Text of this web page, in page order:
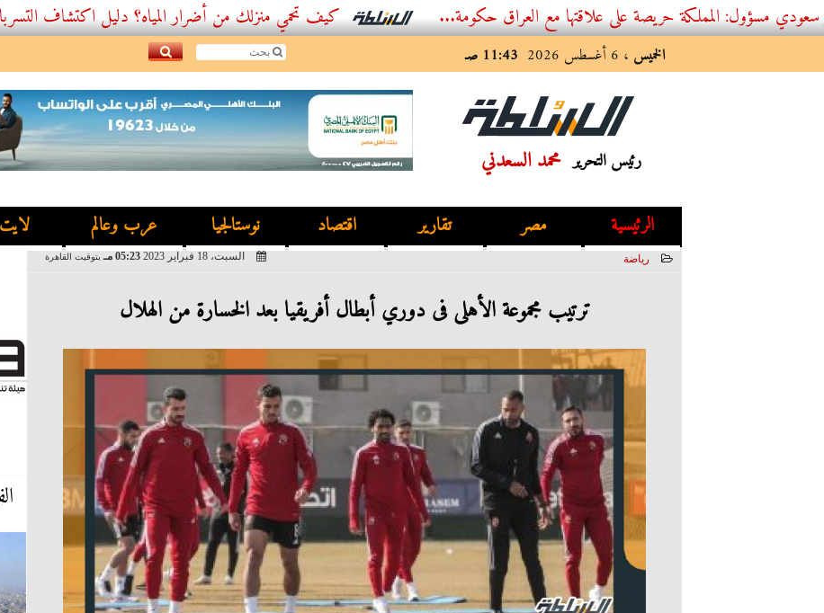
المملكة حريصة على علاقتها مع العراق حكومة... كيف تحمي منزلك من أضرار المياه؟ دليل اكتشاف التسربات
الخميس ، 6 أغسطس 2026 11:43 صـ
رئيس التحرير محمد السعدني
الرئيسية مصر تقارير اقتصاد نوستالجيا عرب وعالم لايت
رياضة السبت، 18 فبراير 2023 05:23 مـ بتوقيت القاهرة
ترتيب مجموعة الأهلى فى دوري أبطال أفريقيا بعد الخسارة من الهلال